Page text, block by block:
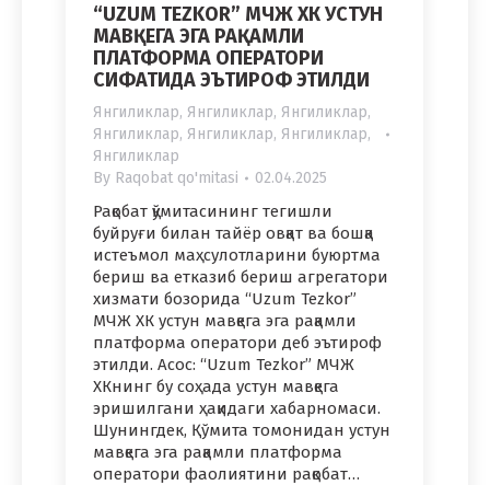
“UZUM TEZKOR” МЧЖ ХК УСТУН
МАВҚЕГА ЭГА РАҚАМЛИ
ПЛАТФОРМА ОПЕРАТОРИ
СИФАТИДА ЭЪТИРОФ ЭТИЛДИ
Янгиликлар, Янгиликлар, Янгиликлар,
Янгиликлар, Янгиликлар, Янгиликлар,
Янгиликлар
By Raqobat qo'mitasi 02.04.2025
Рақобат қўмитасининг тегишли
буйруғи билан тайёр овқат ва бошқа
истеъмол маҳсулотларини буюртма
бериш ва етказиб бериш агрегатори
хизмати бозорида “Uzum Tezkor”
МЧЖ ХК устун мавқега эга рақамли
платформа оператори деб эътироф
этилди. Асос: “Uzum Tezkor” МЧЖ
ХКнинг бу соҳада устун мавқега
эришилгани ҳақидаги хабарномаси.
Шунингдек, Қўмита томонидан устун
мавқега эга рақамли платформа
оператори фаолиятини рақобат…